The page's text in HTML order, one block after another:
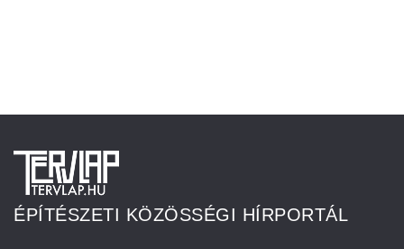
ÉPÍTÉSZETI KÖZÖSSÉGI HÍRPORTÁL